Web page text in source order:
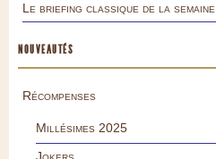
Le briefing classique de la semaine
NOUVEAUTÉS
Récompenses
Millésimes 2025